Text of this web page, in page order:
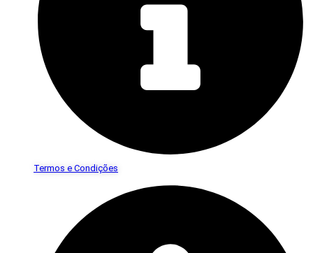
Termos e Condições